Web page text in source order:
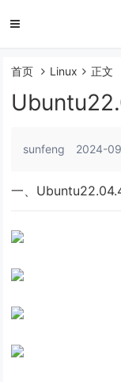
首页 Linux 正文
sunfeng 2024-
一、